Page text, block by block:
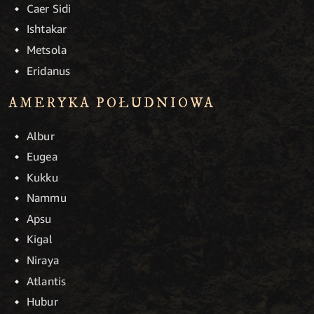
Caer Sidi
Ishtakar
Metsola
Eridanus
AMERYKA POŁUDNIOWA
Albur
Eugea
Kukku
Nammu
Apsu
Kigal
Niraya
Atlantis
Hubur